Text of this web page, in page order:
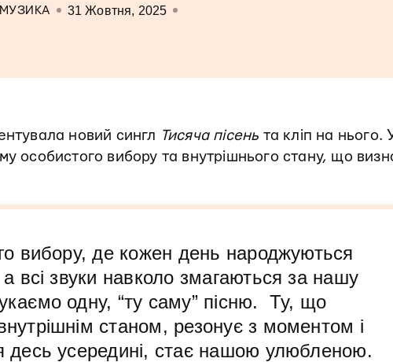
МУЗИКА 31 Жовтня, 2025
новий сингл Тисяча пісень та кліп на нього.
особистого вибору та внутрішнього стану, що
вибору, де кожен день народжуються
а всі звуки навколо змагаються за нашу
одну, “ту саму” пісню. Ту, що
станом, резонує з моментом і
десь усередині, стає нашою улюбленою.